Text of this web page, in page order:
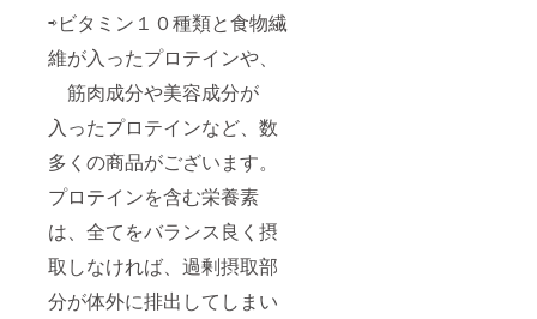
⇨ビタミン１０種類と食物繊
維が入ったプロテインや、
筋肉成分や美容成分が
入ったプロテインなど、数
多くの商品がございます。
プロテインを含む栄養素
は、全てをバランス良く摂
取しなければ、過剰摂取部
分が体外に排出してしまい